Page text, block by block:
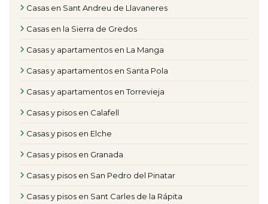
Casas en Sant Andreu de Llavaneres
Casas en la Sierra de Gredos
Casas y apartamentos en La Manga
Casas y apartamentos en Santa Pola
Casas y apartamentos en Torrevieja
Casas y pisos en Calafell
Casas y pisos en Elche
Casas y pisos en Granada
Casas y pisos en San Pedro del Pinatar
Casas y pisos en Sant Carles de la Rápita